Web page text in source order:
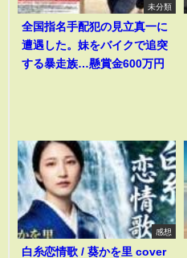
未分類
全国指名手配犯の見立真一に
遭遇した。妹をバイクで追突
する暴走族…懸賞金600万円
感想
白糸恋情歌 / 葵かを里 cover